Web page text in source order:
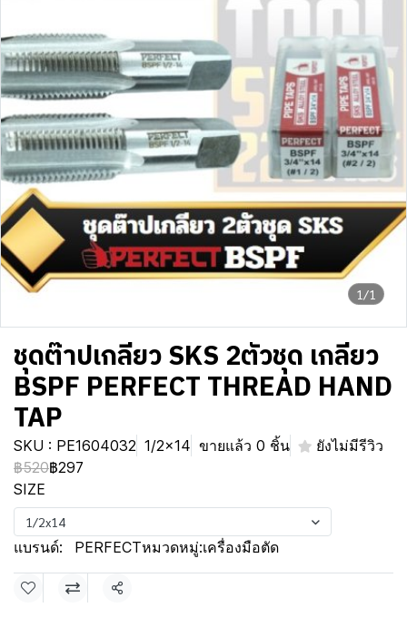
1/1
ชุดต๊าปเกลียว SKS 2ตัวชุด เกลียว
BSPF PERFECT THREAD HAND
TAP
SKU : PE1604032 1/2x14 ขายแล้ว 0 ชิ้น
ยังไม่มีรีวิว
฿520฿297
SIZE
1/2x14
แบรนด์: PERFECTหมวดหมู่:เครื่องมือตัด
แชร์